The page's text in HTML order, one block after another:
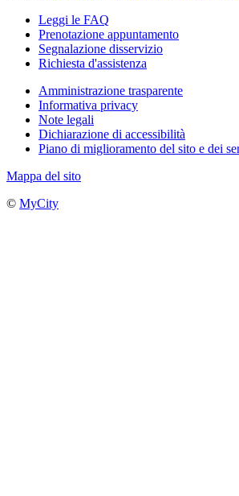
Leggi le FAQ
Prenotazione appuntamento
Segnalazione disservizio
Richiesta d'assistenza
Amministrazione trasparente
Informativa privacy
Note legali
Dichiarazione di accessibilità
Piano di miglioramento del sito e dei
Mappa del sito
© MyCity